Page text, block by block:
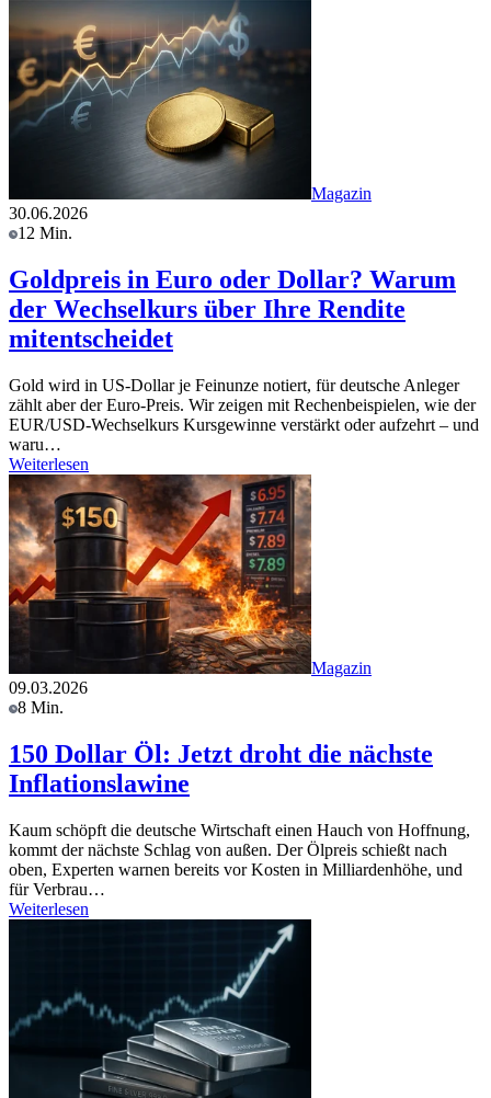
Magazin
30.06.2026
12 Min.
Goldpreis in Euro oder Dollar? Warum
der Wechselkurs über Ihre Rendite
mitentscheidet
Gold wird in US-Dollar je Feinunze notiert, für deutsche Anleger
zählt aber der Euro-Preis. Wir zeigen mit Rechenbeispielen, wie der
EUR/USD-Wechselkurs Kursgewinne verstärkt oder aufzehrt – und
waru…
Weiterlesen
Magazin
09.03.2026
8 Min.
150 Dollar Öl: Jetzt droht die nächste
Inflationslawine
Kaum schöpft die deutsche Wirtschaft einen Hauch von Hoffnung,
kommt der nächste Schlag von außen. Der Ölpreis schießt nach
oben, Experten warnen bereits vor Kosten in Milliardenhöhe, und
für Verbrau…
Weiterlesen